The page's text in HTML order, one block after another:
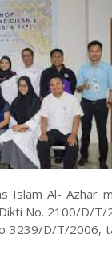
Islam Al- Azhar
No. 2100/D/T/
3239/D/T/2006,